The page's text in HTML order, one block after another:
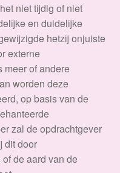
niet tijdig of niet
en duidelijke
hetzij onjuiste
externe
meer of andere
worden deze
op basis van de
zal de opdrachtgever
dit door
de aard van de